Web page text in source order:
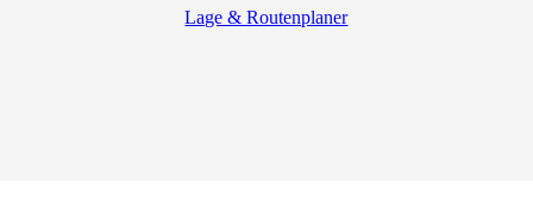
Lage & Routenplaner